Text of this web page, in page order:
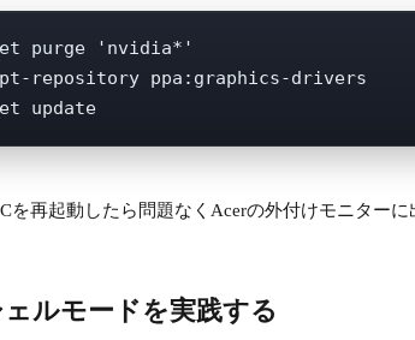
purge 'nvidia*'
repository ppa:graphics-drivers
を再起動したら問題なくAcerの外付けモニターに
ルモードを実践する